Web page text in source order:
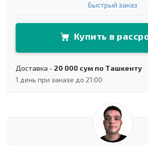
Быстрый заказ
Купить в
Доставка - 20 000 сум по Ташкенту
1 день при заказе до 21:00